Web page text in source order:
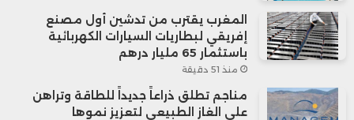
المغرب يقترب من تدشين أول مصنع
إفريقي لبطاريات السيارات الكهربائية
باستثمار 65 مليار درهم
منذ 51 دقيقة
مناجم تطلق ذراعاً جديداً للطاقة وتراهن
على الغاز الطبيعي لتعزيز نموها